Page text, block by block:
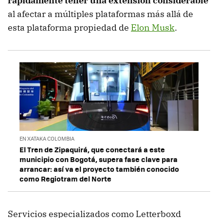
al afectar a múltiples plataformas más allá de
esta plataforma propiedad de Elon Musk.
EN XATAKA COLOMBIA
El Tren de Zipaquirá, que conectará a este
municipio con Bogotá, supera fase clave para
arrancar: así va el proyecto también conocido
como Regiotram del Norte
Servicios especializados como Letterboxd